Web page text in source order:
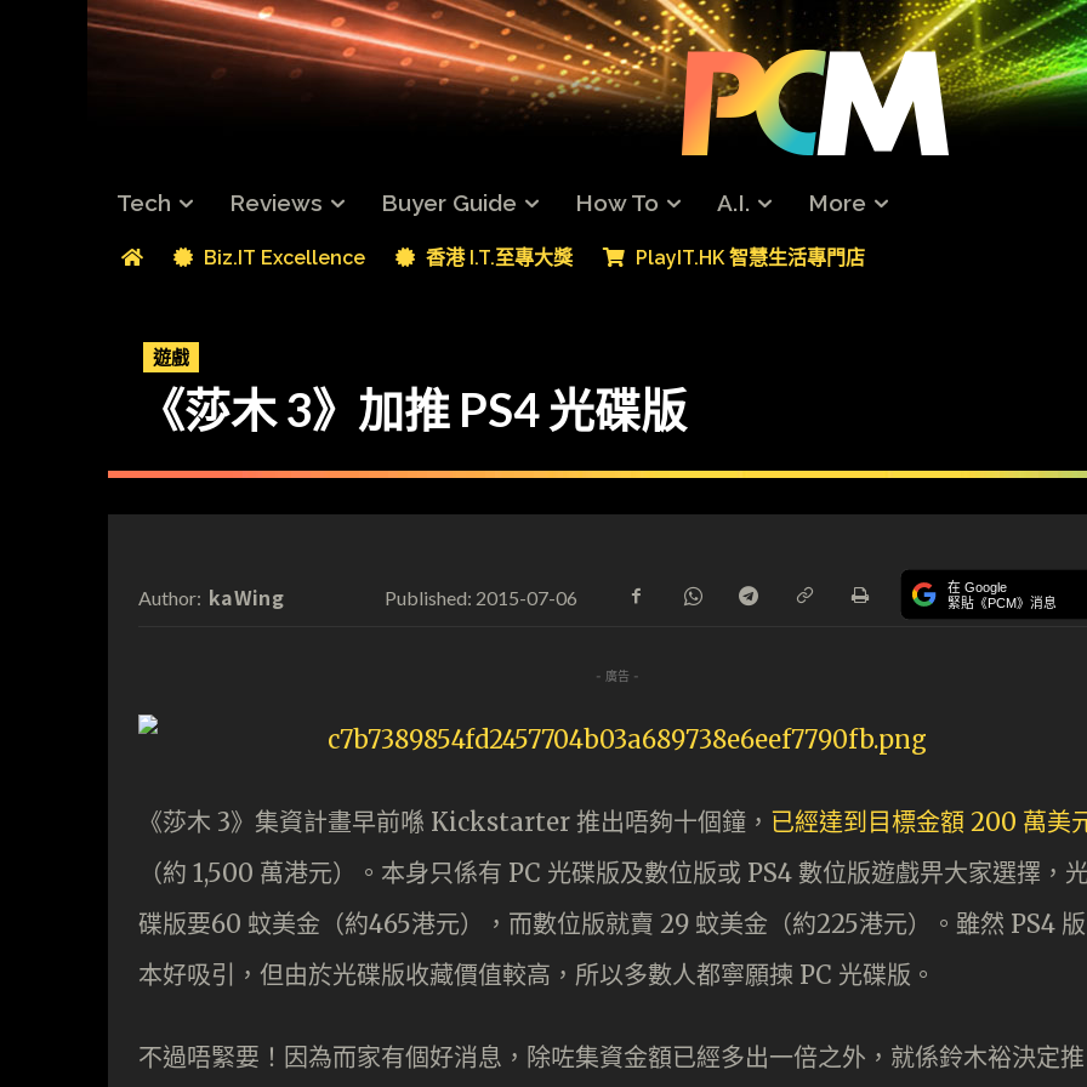
Tech Reviews Buyer Guide How To A.I. More
Biz.IT Excellence 香港 I.T.至專大獎 PlayIT.HK 智慧生活專門店
遊戲
《莎木 3》加推 PS4 光碟版
Author: kaWing Published: 2015-07-06 在 Google
緊貼《PCM》消息
- 廣告 -
《莎木 3》集資計畫早前喺 Kickstarter 推出唔夠十個鐘， 已經達到目標金額 200 萬美
（約 1,500 萬港元）。本身只係有 PC 光碟版及數位版或 PS4 數位版遊戲畀大家選擇，
碟版要60 蚊美金（約465港元），而數位版就賣 29 蚊美金（約225港元）。雖然 PS4 版
本好吸引，但由於光碟版收藏價值較高，所以多數人都寧願揀 PC 光碟版。
不過唔緊要！因為而家有個好消息，除咗集資金額已經多出一倍之外，就係鈴木裕決定推